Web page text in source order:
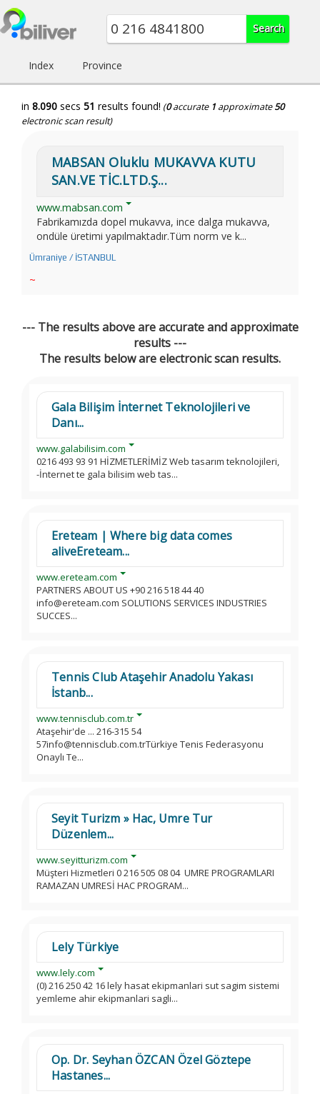
Index Province
in 8.090 secs 51 results found! (0accurate 1 approximate50
electronic scan result)
MABSAN Oluklu MUKAVVA KUTU
SAN.VE TİC.LTD.Ş...
www.mabsan.com
Fabrikamızda dopel mukavva, ince dalga mukavva,
ondüle üretimi yapılmaktadır.Tüm norm ve k...
Ümraniye / İSTANBUL
~
--- The results above are accurate and approximate
results ---
The results below are electronic scan results.
Gala Bilişim İnternet Teknolojileri ve
Danı...
www.galabilisim.com
0216 493 93 91 HİZMETLERİMİZ Web tasarım teknolojileri,
-İnternet te gala bilisim web tas...
Ereteam | Where big data comes
aliveEreteam...
www.ereteam.com
PARTNERS ABOUT US +90 216 518 44 40
info@ereteam.com SOLUTIONS SERVICES INDUSTRIES
SUCCES...
Tennis Club Ataşehir Anadolu Yakası
İstanb...
www.tennisclub.com.tr
Ataşehir'de ... 216-315 54
57info@tennisclub.com.trTürkiye Tenis Federasyonu
Onaylı Te...
Seyit Turizm » Hac, Umre Tur
Düzenlem...
www.seyitturizm.com
Müşteri Hizmetleri 0 216 505 08 04 UMRE PROGRAMLARI
RAMAZAN UMRESİ HAC PROGRAM...
Lely Türkiye
www.lely.com
(0) 216 250 42 16 lely hasat ekipmanlari sut sagim sistemi
yemleme ahir ekipmanlari sagli...
Op. Dr. Seyhan ÖZCAN Özel Göztepe
Hastanes...